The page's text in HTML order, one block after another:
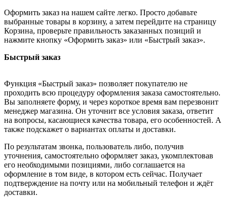
Оформить заказ на нашем сайте легко. Просто добавьте
выбранные товары в корзину, а затем перейдите на страницу
Корзина, проверьте правильность заказанных позиций и
нажмите кнопку «Оформить заказ» или «Быстрый заказ».
Быстрый заказ
Функция «Быстрый заказ» позволяет покупателю не
проходить всю процедуру оформления заказа самостоятельно.
Вы заполняете форму, и через короткое время вам перезвонит
менеджер магазина. Он уточнит все условия заказа, ответит
на вопросы, касающиеся качества товара, его особенностей. А
также подскажет о вариантах оплаты и доставки.
По результатам звонка, пользователь либо, получив
уточнения, самостоятельно оформляет заказ, укомплектовав
его необходимыми позициями, либо соглашается на
оформление в том виде, в котором есть сейчас. Получает
подтверждение на почту или на мобильный телефон и ждёт
доставки.